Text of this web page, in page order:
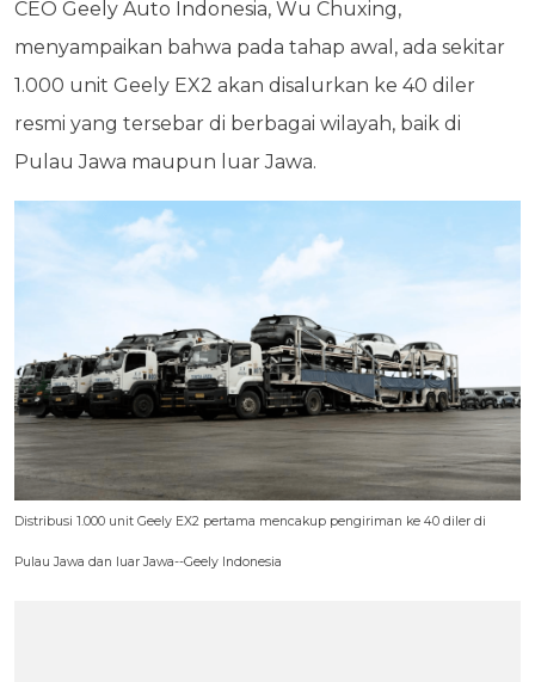
CEO Geely Auto Indonesia, Wu Chuxing,
menyampaikan bahwa pada tahap awal, ada sekitar
1.000 unit Geely EX2 akan disalurkan ke 40 diler
resmi yang tersebar di berbagai wilayah, baik di
Pulau Jawa maupun luar Jawa.
Distribusi 1.000 unit Geely EX2 pertama mencakup pengiriman ke 40 diler di
Pulau Jawa dan luar Jawa--Geely Indonesia